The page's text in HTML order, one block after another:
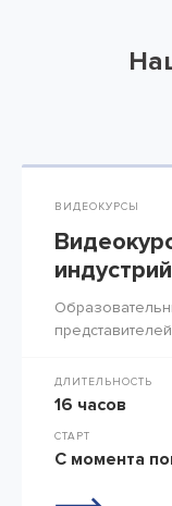
ВИДЕОКУРСЫ
индустрий
ДЛИТЕЛЬНОСТЬ
16 часов
СТАРТ
С момента